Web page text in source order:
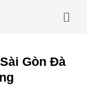
Gòn Đà